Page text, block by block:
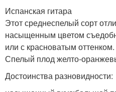
Испанская гитара
Этот среднеспелый сорт
насыщенным цветом
или с красноватым
Спелый плод желто-
Достоинства разновидности: